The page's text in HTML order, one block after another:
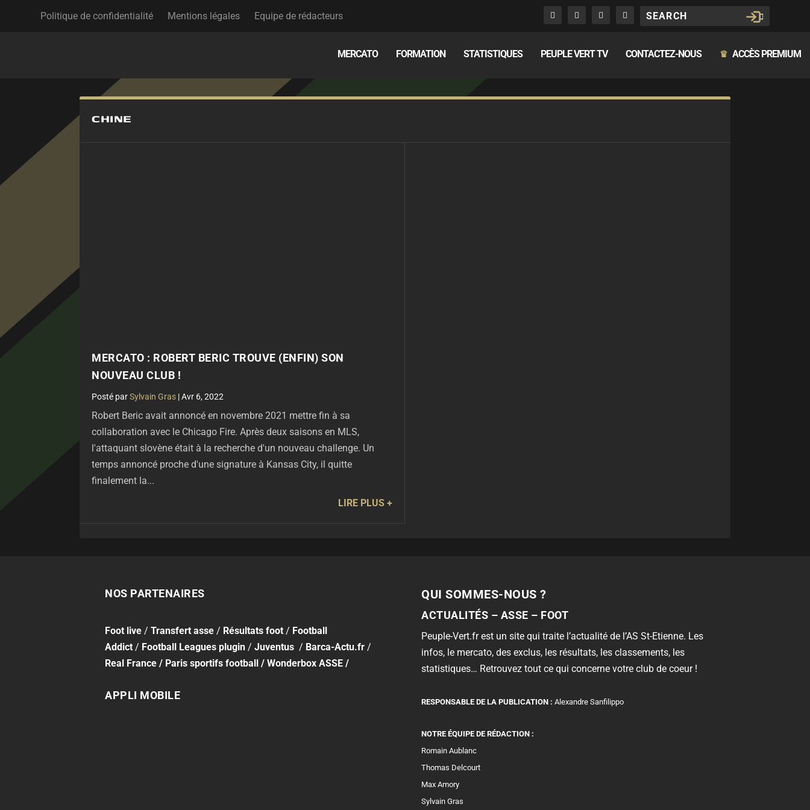
Politique de confidentialité Mentions légales Equipe de rédacteurs
MERCATO FORMATION STATISTIQUES PEUPLE VERT TV CONTACTEZ-NOUS ♛ ACCÈS PREMIUM
CHINE
MERCATO : ROBERT BERIC TROUVE (ENFIN) SON
NOUVEAU CLUB !
parSylvain Gras |Avr 6, 2022
Robert Beric avait annoncé en novembre 2021 mettre fin à sa
collaboration avec le Chicago Fire. Après deux saisons en MLS,
l'attaquant slovène était à la recherche d'un nouveau challenge. Un
temps annoncé proche d'une signature à Kansas City, il quitte
finalement la...
LIRE PLUS
NOS PARTENAIRES
Foot live /Transfert asse / Résultats foot / Football
Addict / Football Leagues plugin /Juventus / Barca-Actu.fr /
Real France / Paris sportifs football /Wonderbox ASSE /
APPLI MOBILE
QUI SOMMES-NOUS ?
ACTUALITÉS – ASSE – FOOT
Peuple-Vert.fr est un site qui traite l’actualité de l’AS St-Etienne. Les
infos, le mercato, des exclus, les résultats, les classements, les
statistiques… Retrouvez tout ce qui concerne votre club de coeur !
RESPONSABLE DE LA PUBLICATION : Alexandre Sanfilippo
NOTRE ÉQUIPE DE RÉDACTION :
Romain Aublanc
Thomas Delcourt
Max Amory
Sylvain Gras